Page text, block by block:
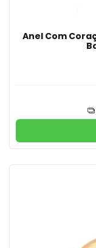
Anel Com